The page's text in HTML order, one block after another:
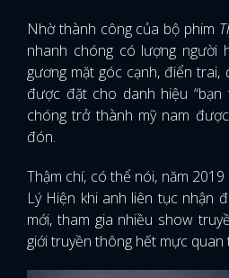
Nhờ thành công của bộ phim
nhanh chóng có lượng người
gương mặt góc cạnh, điển trai,
được đặt cho danh hiệu “bạn
chóng trở thành mỹ nam
đón.
Thậm chí, có thể nói, năm 2019
Lý Hiện khi anh liên tục nhận
mới, tham gia nhiều show
giới truyền thông hết mực quan